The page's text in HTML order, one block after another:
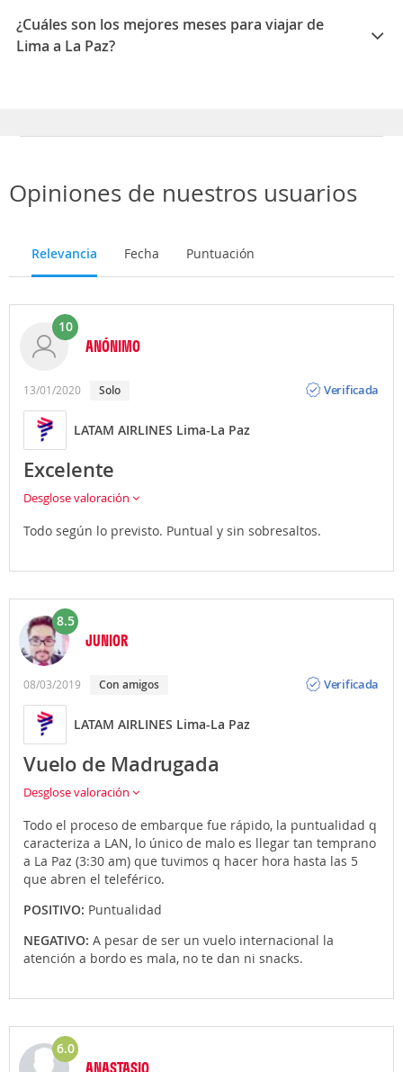
02:59
¿Cuáles son los mejores meses para viajar de
Lima a La Paz?
Opiniones de nuestros usuarios
Relevancia Fecha Puntuación
10
ANÓNIMO
13/01/2020 Solo
Verificada
LATAM AIRLINES Lima-La Paz
Excelente
Desglose valoración
Todo según lo previsto. Puntual y sin sobresaltos.
8.5
JUNIOR
08/03/2019 Con amigos
Verificada
LATAM AIRLINES Lima-La Paz
Vuelo de Madrugada
Desglose valoración
Todo el proceso de embarque fue rápido, la puntualidad q
caracteriza a LAN, lo único de malo es llegar tan temprano
a La Paz (3:30 am) que tuvimos q hacer hora hasta las 5
que abren el teleférico.
POSITIVO: Puntualidad
NEGATIVO: A pesar de ser un vuelo internacional la
atención a bordo es mala, no te dan ni snacks.
6.0
ANASTASIO